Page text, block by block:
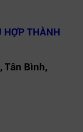
HỢP THÀNH
Tân Bình,